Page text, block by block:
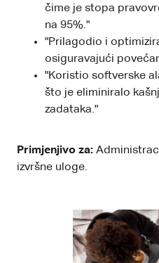
čime je stopa
na 95%."
"Prilagodio i
osiguravajući
"Koristio softverske
što je eliminiralo
zadataka."
Primjenjivo za:
izvršne uloge.